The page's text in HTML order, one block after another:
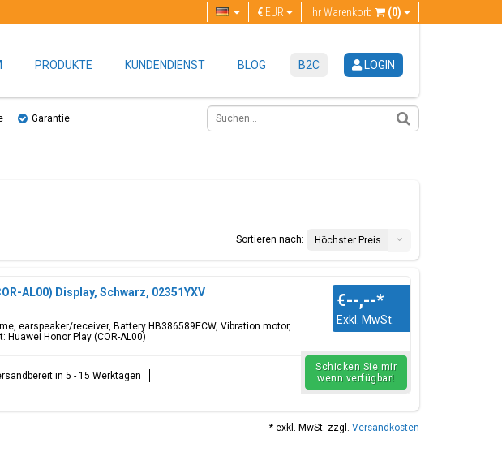
Ihr Warenkorb (0)
€ EUR
PRODUKTE KUNDENDIENST BLOG B2C LOGIN
Garantie
Sortieren nach:
Höchster Preis
AL00) Display, Schwarz, 02351YXV
earspeaker/receiver, Battery HB386589ECW, Vibration motor,
Huawei Honor Play (COR-AL00)
€--,--*
Exkl. MwSt.
in 5 - 15 Werktagen
Schicken Sie mir
wenn verfügbar!
* exkl. MwSt. zzgl. Versandkosten